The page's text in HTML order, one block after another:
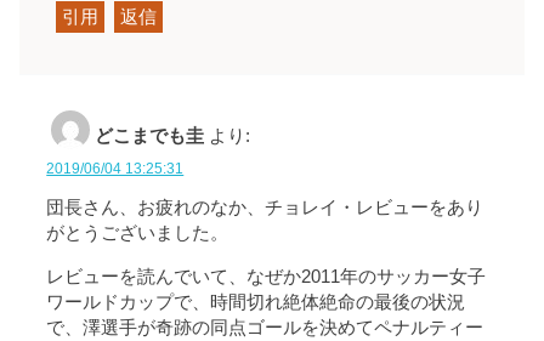
引用 返信
どこまでも圭 より:
2019/06/04 13:25:31
団長さん、お疲れのなか、チョレイ・レビューをあり
がとうございました。
レビューを読んでいて、なぜか2011年のサッカー女子
ワールドカップで、時間切れ絶体絶命の最後の状況
で、澤選手が奇跡の同点ゴールを決めてペナルティー